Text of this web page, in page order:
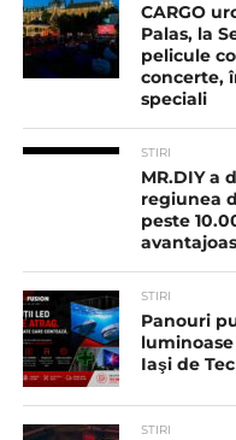
CARGO
Palas, la
pelicule
concerte,
speciali
STIRI
MR.DIY a
regiunea
peste
STIRI
Panouri
Iaşi de
STIRI